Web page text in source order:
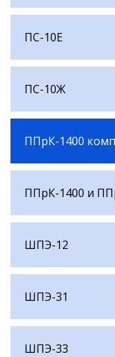
ПС-10Е
ПС-10Ж
ППрК-1400
ППрК-1400 и
ШПЭ-12
ШПЭ-31
ШПЭ-33